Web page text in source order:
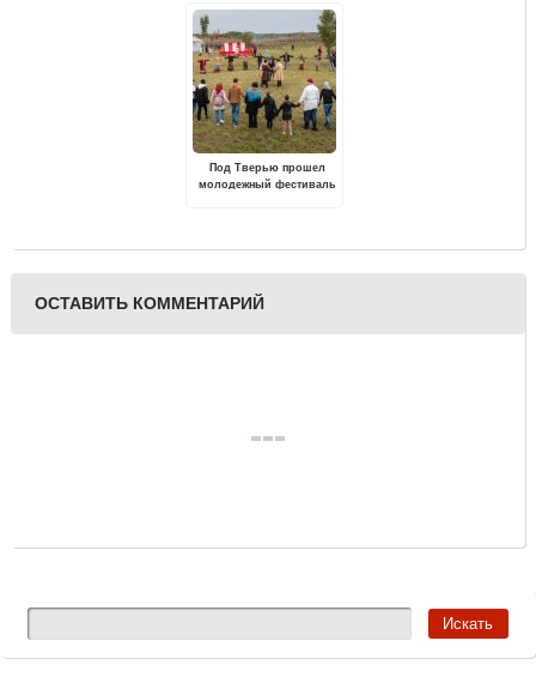
Под Тверью прошел
молодежный фестиваль
ОСТАВИТЬ КОММЕНТАРИЙ